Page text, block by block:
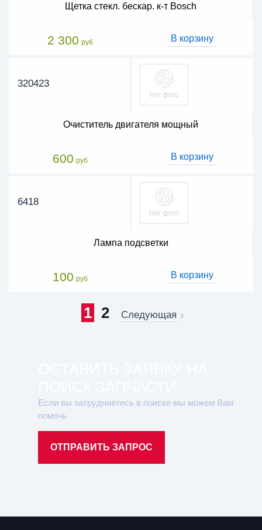
Щетка стекл. бескар. к-т Bosch
2 300 руб В корзину
320423
Очиститель двигателя мощный
600 руб В корзину
6418
Лампа подсветки
100 руб В корзину
1 2 Следующая
Если вы затрудняетесь в поиске мы можем Вам
помочь
ОТПРАВИТЬ ЗАПРОС